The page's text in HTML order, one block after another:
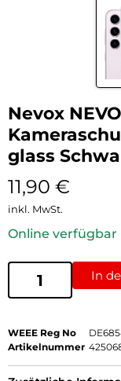
Nevox
glass
11,90 €
inkl. MwSt.
Online verfügbar
In
WEEE Reg No
Artikelnummer